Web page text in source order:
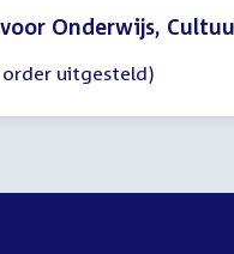
Onderwijs,
order uitgesteld)